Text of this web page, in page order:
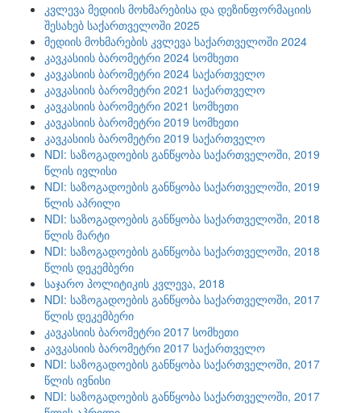
კვლევა მედიის მოხმარებისა და დეზინფორმაციის
შესახებ საქართველოში 2025
მედიის მოხმარების კვლევა საქართველოში 2024
კავკასიის ბარომეტრი 2024 სომხეთი
კავკასიის ბარომეტრი 2024 საქართველო
კავკასიის ბარომეტრი 2021 საქართველო
კავკასიის ბარომეტრი 2021 სომხეთი
კავკასიის ბარომეტრი 2019 სომხეთი
კავკასიის ბარომეტრი 2019 საქართველო
NDI: საზოგადოების განწყობა საქართველოში, 2019
წლის ივლისი
NDI: საზოგადოების განწყობა საქართველოში, 2019
წლის აპრილი
NDI: საზოგადოების განწყობა საქართველოში, 2018
წლის მარტი
NDI: საზოგადოების განწყობა საქართველოში, 2018
წლის დეკემბერი
საჯარო პოლიტიკის კვლევა, 2018
NDI: საზოგადოების განწყობა საქართველოში, 2017
წლის დეკემბერი
კავკასიის ბარომეტრი 2017 სომხეთი
კავკასიის ბარომეტრი 2017 საქართველო
NDI: საზოგადოების განწყობა საქართველოში, 2017
წლის ივნისი
NDI: საზოგადოების განწყობა საქართველოში, 2017